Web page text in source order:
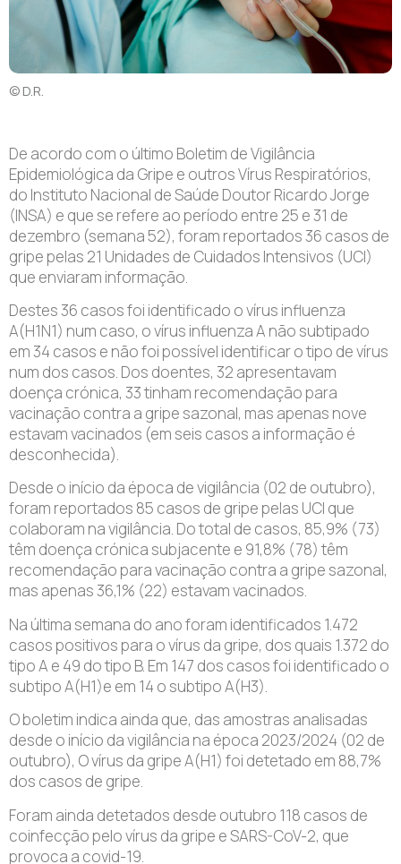
© D.R.
De acordo com o último Boletim de Vigilância
Epidemiológica da Gripe e outros Vírus Respiratórios,
do Instituto Nacional de Saúde Doutor Ricardo Jorge
(INSA) e que se refere ao período entre 25 e 31 de
dezembro (semana 52), foram reportados 36 casos de
gripe pelas 21 Unidades de Cuidados Intensivos (UCI)
que enviaram informação.
Destes 36 casos foi identificado o vírus influenza
A(H1N1) num caso, o vírus influenza A não subtipado
em 34 casos e não foi possível identificar o tipo de vírus
num dos casos. Dos doentes, 32 apresentavam
doença crónica, 33 tinham recomendação para
vacinação contra a gripe sazonal, mas apenas nove
estavam vacinados (em seis casos a informação é
desconhecida).
Desde o início da época de vigilância (02 de outubro),
foram reportados 85 casos de gripe pelas UCI que
colaboram na vigilância. Do total de casos, 85,9% (73)
têm doença crónica subjacente e 91,8% (78) têm
recomendação para vacinação contra a gripe sazonal,
mas apenas 36,1% (22) estavam vacinados.
Na última semana do ano foram identificados 1.472
casos positivos para o vírus da gripe, dos quais 1.372 do
tipo A e 49 do tipo B. Em 147 dos casos foi identificado o
subtipo A(H1)e em 14 o subtipo A(H3).
O boletim indica ainda que, das amostras analisadas
desde o início da vigilância na época 2023/2024 (02 de
outubro), O vírus da gripe A(H1) foi detetado em 88,7%
dos casos de gripe.
Foram ainda detetados desde outubro 118 casos de
coinfecção pelo vírus da gripe e SARS-CoV-2, que
provoca a covid-19.